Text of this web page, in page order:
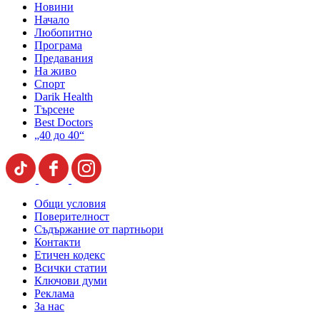
Новини
Начало
Любопитно
Програма
Предавания
На живо
Спорт
Darik Health
Търсене
Best Doctors
„40 до 40“
Общи условия
Поверителност
Съдържание от партньори
Контакти
Етичен кодекс
Всички статии
Ключови думи
Реклама
За нас